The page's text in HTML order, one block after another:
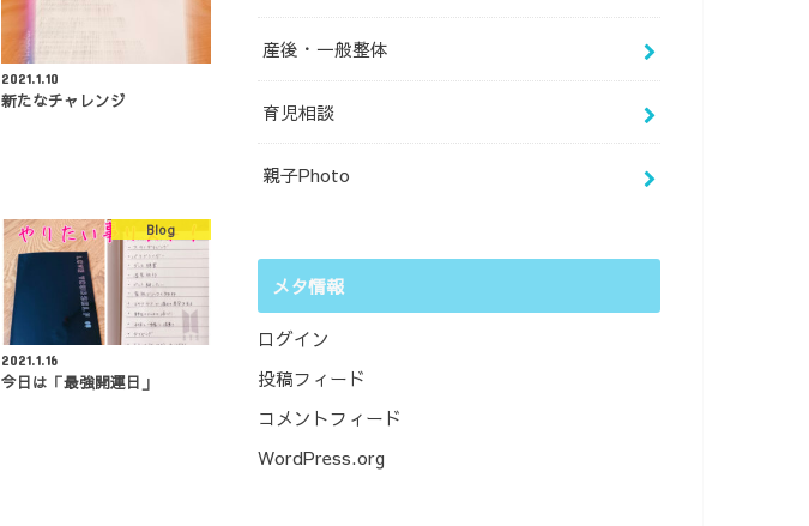
2021.1.10
新たなチャレンジ
Blog
2021.1.16
今日は「最強開運日」
産後・一般整体
育児相談
親子Photo
メタ情報
ログイン
投稿フィード
コメントフィード
WordPress.org